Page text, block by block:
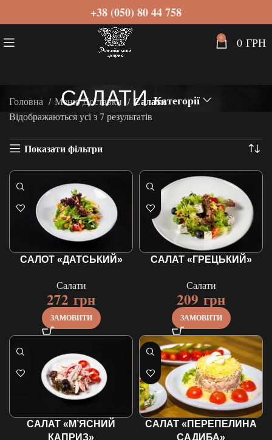
+38 (050) 80 44 758
0 0 ГРН
САЛАТИКатегорії
Головна Меню Доставки Салати
Відображаються усі з 7 результатів
Показати фільтри
САЛОТ «ДАТСЬКИЙ»
Салати
272 грн
ЗАМОВИТИ
САЛАТ «ГРЕЦЬКИЙ»
Салати
209 грн
ЗАМОВИТИ
САЛАТ «М’ЯСНИЙ
КАПРИЗ»
САЛАТ «ПЕРЕПЕЛИНА
САДИБА»